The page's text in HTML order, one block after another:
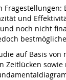
und
noch nicht
auf Basis